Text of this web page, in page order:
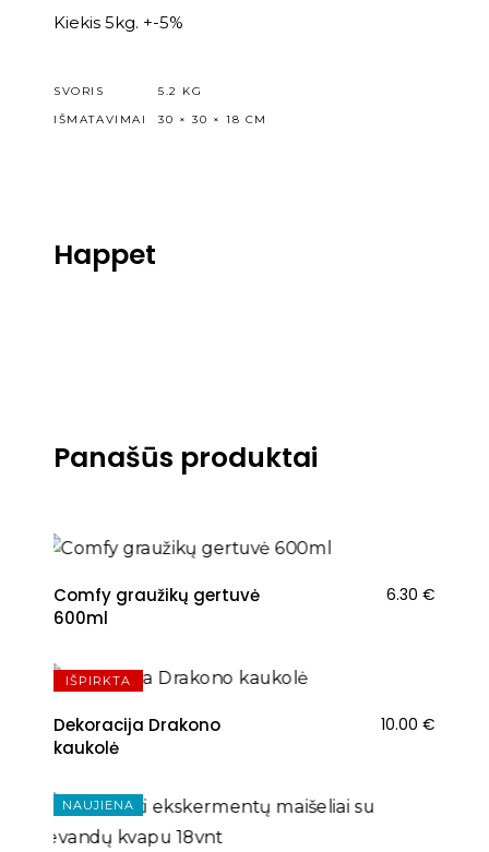
Kiekis 5kg. +-5%
SVORIS
5.2 KG
IŠMATAVIMAI
30 × 30 × 18 CM
Happet
Panašūs produktai
Comfy graužikų gertuvė
600ml
6.30 €
IŠPIRKTA
Dekoracija Drakono
kaukolė
10.00 €
NAUJIENA